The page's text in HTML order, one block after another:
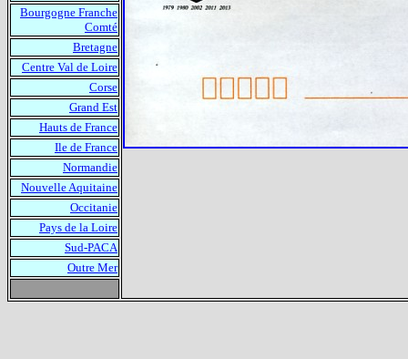
Bourgogne Franche
Comté
Bretagne
Centre Val de Loire
Corse
Grand Est
Hauts de France
Ile de France
Normandie
Nouvelle Aquitaine
Occitanie
Pays de la Loire
Sud-PACA
Outre Mer